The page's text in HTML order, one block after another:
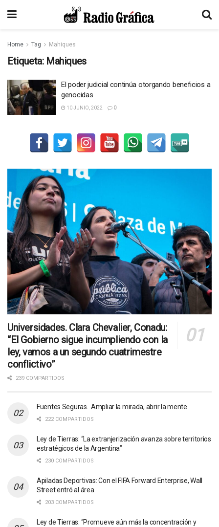
Home Tag Mahiques
Etiqueta: Mahiques
El poder judicial continúa otorgando beneficios a
genocidas
10 JUNIO, 2022 0
Universidades. Clara Chevalier, Conadu:
“El Gobierno sigue incumpliendo con la
ley, vamos a un segundo cuatrimestre
conflictivo”
239 COMPARTIDOS
Fuentes Seguras. Ampliar la mirada, abrir la mente
222 COMPARTIDOS
Ley de Tierras: “La extranjerización avanza sobre territorios
estratégicos de la Argentina”
230 COMPARTIDOS
Apiladas Deportivas: Con el FIFA Forward Enterprise, Wall
Street entró al área
203 COMPARTIDOS
Ley de Tierras: “Promueve aún más la concentración y